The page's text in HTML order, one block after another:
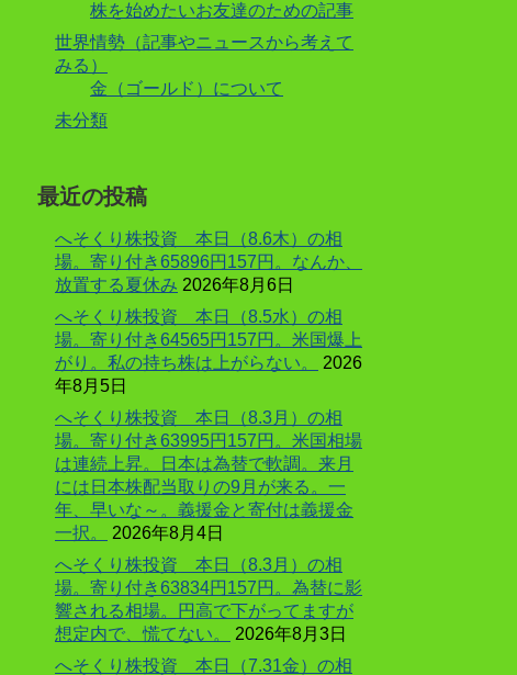
株を始めたいお友達のための記事
世界情勢（記事やニュースから考えて
みる）
金（ゴールド）について
未分類
最近の投稿
へそくり株投資 本日（8.6木）の相
場。寄り付き65896円157円。なんか、
放置する夏休み 2026年8月6日
へそくり株投資 本日（8.5水）の相
場。寄り付き64565円157円。米国爆上
がり。私の持ち株は上がらない。
2026
年8月5日
へそくり株投資 本日（8.3月）の相
場。寄り付き63995円157円。米国相場
は連続上昇。日本は為替で軟調。来月
には日本株配当取りの9月が来る。一
年、早いな～。義援金と寄付は義援金
一択。
2026年8月4日
へそくり株投資 本日（8.3月）の相
場。寄り付き63834円157円。為替に影
響される相場。円高で下がってますが
想定内で、慌てない。
2026年8月3日
へそくり株投資 本日（7.31金）の相